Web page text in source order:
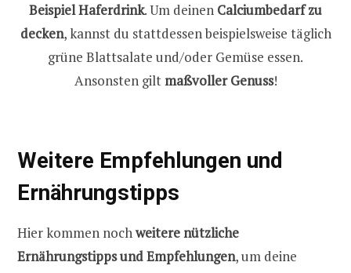
Beispiel Haferdrink. Um deinen Calciumbedarf zu
decken, kannst du stattdessen beispielsweise täglich
grüne Blattsalate und/oder Gemüse essen.
Ansonsten giltmaßvoller Genuss!
Weitere Empfehlungen und
Ernährungstipps
Hier kommen nochweitere nützliche
Ernährungstipps und Empfehlungen, um deine